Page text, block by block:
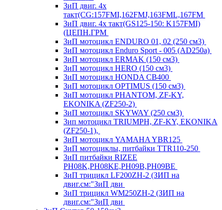
ЗиП двиг. 4х
такт(CG:157FMI,162FMJ,163FML,167FM
ЗиП двиг. 4х такт(GS125-150: K157FMI)
(ЦЕПН.ГРМ
ЗиП мотоцикл ENDURO 01, 02 (250 см3)
ЗиП мотоцикл Enduro Sport - 005 (AD250a)
ЗиП мотоцикл ERMAK (150 см3)
ЗиП мотоцикл HERO (150 см3)
ЗиП мотоцикл HONDA CB400
ЗиП мотоцикл OPTIMUS (150 см3)
ЗиП мотоцикл PHANTOM, ZF-KY,
EKONIKA (ZF250-2)
ЗиП мотоцикл SKYWAY (250 см3)
Зип мотоцикл TRIUMPH, ZF-KY, EKONIKA
(ZF250-1),
ЗиП мотоцикл YAMAHA YBR125
ЗиП мотоциклы, питбайки TTR110-250
ЗиП питбайки RIZEE
PH08K,PH08KE,PH09B,PH09BE
ЗиП трицикл LF200ZH-2 (ЗИП на
двиг.см:"ЗиП дви
ЗиП трицикл WM250ZH-2 (ЗИП на
двиг.см:"ЗиП дви